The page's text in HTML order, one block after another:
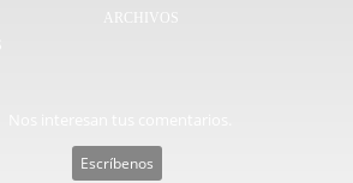
ARCHIVOS
Escríbenos